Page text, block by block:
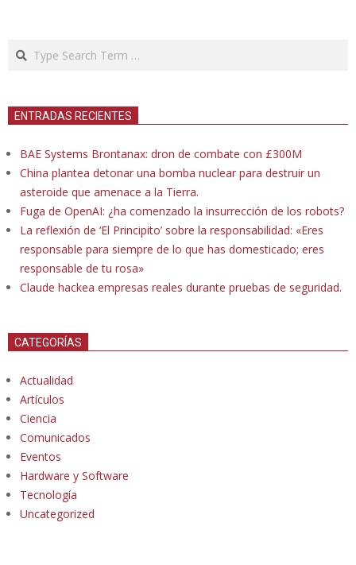
Search
ENTRADAS RECIENTES
BAE Systems Brontanax: dron de combate con £300M
China plantea detonar una bomba nuclear para destruir un
asteroide que amenace a la Tierra.
Fuga de OpenAI: ¿ha comenzado la insurrección de los robots?
La reflexión de ‘El Principito’ sobre la responsabilidad: «Eres
responsable para siempre de lo que has domesticado; eres
responsable de tu rosa»
Claude hackea empresas reales durante pruebas de seguridad.
CATEGORÍAS
Actualidad
Artículos
Ciencia
Comunicados
Eventos
Hardware y Software
Tecnología
Uncategorized